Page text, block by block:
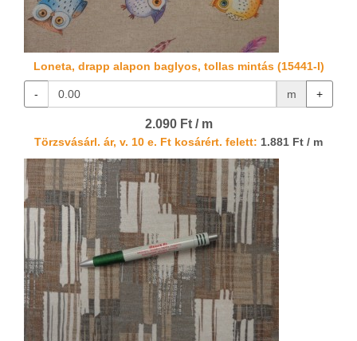
Loneta, drapp alapon baglyos, tollas mintás (15441-I)
- m +
2.090 Ft / m
Törzsvásárl. ár, v. 10 e. Ft kosárért. felett: 1.881 Ft / m